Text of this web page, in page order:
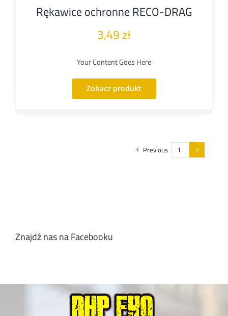
Rękawice ochronne RECO-DRAG
3,49zł
Your Content Goes Here
Zobacz produkt
Previous 1 2
Znajdź nas na Facebooku